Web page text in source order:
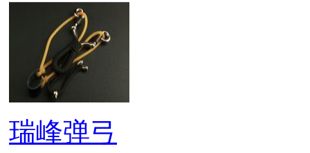
瑞峰弹弓